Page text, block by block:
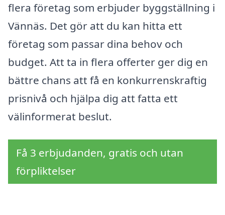
flera företag som erbjuder byggställning i
Vännäs. Det gör att du kan hitta ett
företag som passar dina behov och
budget. Att ta in flera offerter ger dig en
bättre chans att få en konkurrenskraftig
prisnivå och hjälpa dig att fatta ett
välinformerat beslut.
Få 3 erbjudanden, gratis och utan
förpliktelser